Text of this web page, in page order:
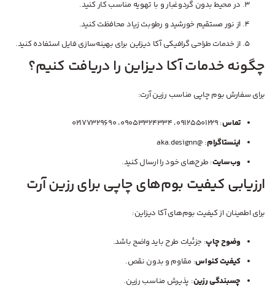
در محیط بدون گردوغبار و با تهویه مناسب کار کنید.
از نور مستقیم خورشید و رطوبت زیاد محافظت کنید.
از خدمات طراحی گرافیکی آکا دیزاین برای بهینه‌سازی فایل استفاده کنید.
چگونه خدمات آکا دیزاین را دریافت کنیم؟
برای سفارش بوم چاپی مناسب رزین آرت:
تماس: 09125501229، 09053324334، 02177329690
اینستاگرام: @aka.designn
وب‌سایت: طرح‌های خود را ارسال کنید.
ارزیابی کیفیت بوم‌های چاپی برای رزین آرت
برای اطمینان از کیفیت بوم‌های آکا دیزاین:
وضوح چاپ: جزئیات طرح باید واضح باشد.
کیفیت کنواس: مقاوم و بدون نقص.
چسبندگی رزین: پذیرش مناسب رزین.